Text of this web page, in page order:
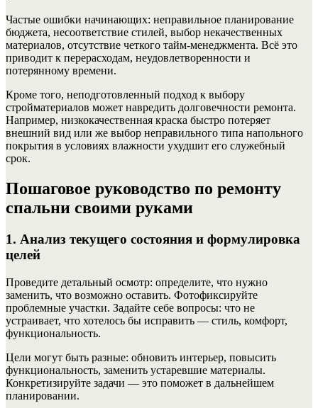
Частые ошибки начинающих: неправильное планирование
бюджета, несоответствие стилей, выбор некачественных
материалов, отсутствие четкого тайм-менеджмента. Всё это
приводит к перерасходам, неудовлетворенности и
потерянному времени.
Кроме того, неподготовленный подход к выбору
стройматериалов может навредить долговечности ремонта.
Например, низкокачественная краска быстро потеряет
внешний вид или же выбор неправильного типа напольного
покрытия в условиях влажности ухудшит его служебный
срок.
Пошаговое руководство по ремонту
спальни своими руками
1. Анализ текущего состояния и формулировка
целей
Проведите детальный осмотр: определите, что нужно
заменить, что возможно оставить. Фотофиксируйте
проблемные участки. Задайте себе вопросы: что не
устраивает, что хотелось бы исправить — стиль, комфорт,
функциональность.
Цели могут быть разные: обновить интерьер, повысить
функциональность, заменить устаревшие материалы.
Конкретизируйте задачи — это поможет в дальнейшем
планировании.